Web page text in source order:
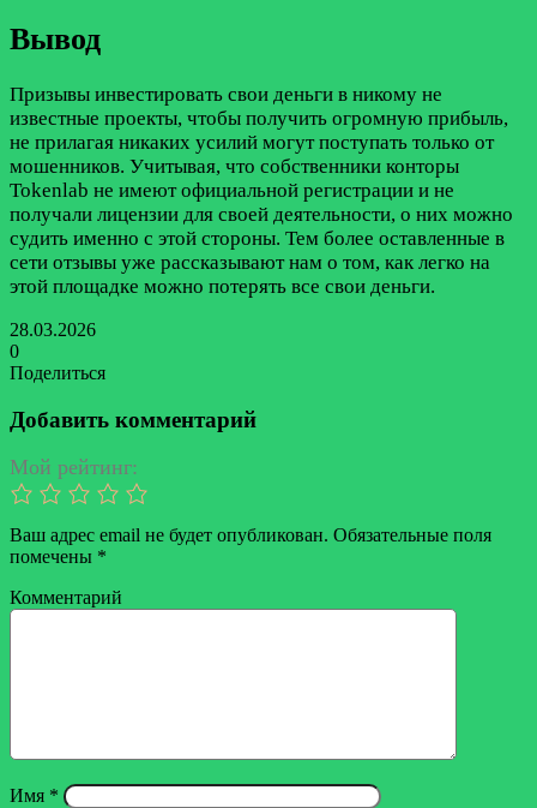
Вывод
Призывы инвестировать свои деньги в никому не
известные проекты, чтобы получить огромную прибыль,
не прилагая никаких усилий могут поступать только от
мошенников. Учитывая, что собственники конторы
Tokenlab не имеют официальной регистрации и не
получали лицензии для своей деятельности, о них можно
судить именно с этой стороны. Тем более оставленные в
сети отзывы уже рассказывают нам о том, как легко на
этой площадке можно потерять все свои деньги.
28.03.2026
0
Поделиться
через
электронную
почту
Добавить комментарий
Мой рейтинг:
Ваш адрес email не будет опубликован. Обязательные поля
помечены *
Комментарий
Имя *